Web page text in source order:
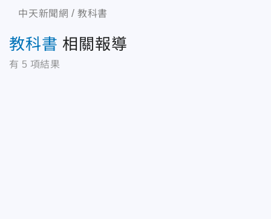
中天新聞網 教科書
教科書 相關報導
有 5 項結果